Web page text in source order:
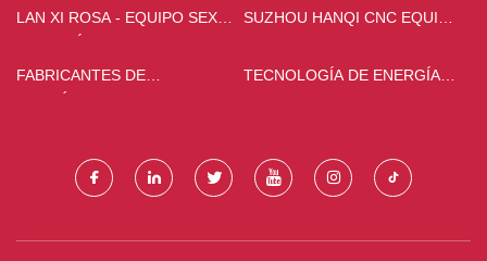
LAN XI ROSA - EQUIPO SEXY
SUZHOU HANQI CNC EQUIPO
FABRICANTES DE
TECNOLOGÍA DE ENERGÍA